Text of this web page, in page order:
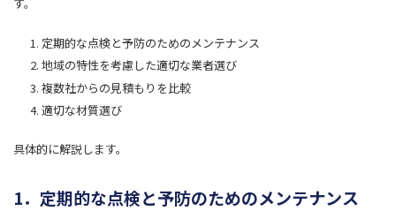
定期的な点検と予防のためのメンテナンス
地域の特性を考慮した適切な業者選び
複数社からの見積もりを比較
適切な材質選び
具体的に解説します。
1．定期的な点検と予防のためのメンテナンス